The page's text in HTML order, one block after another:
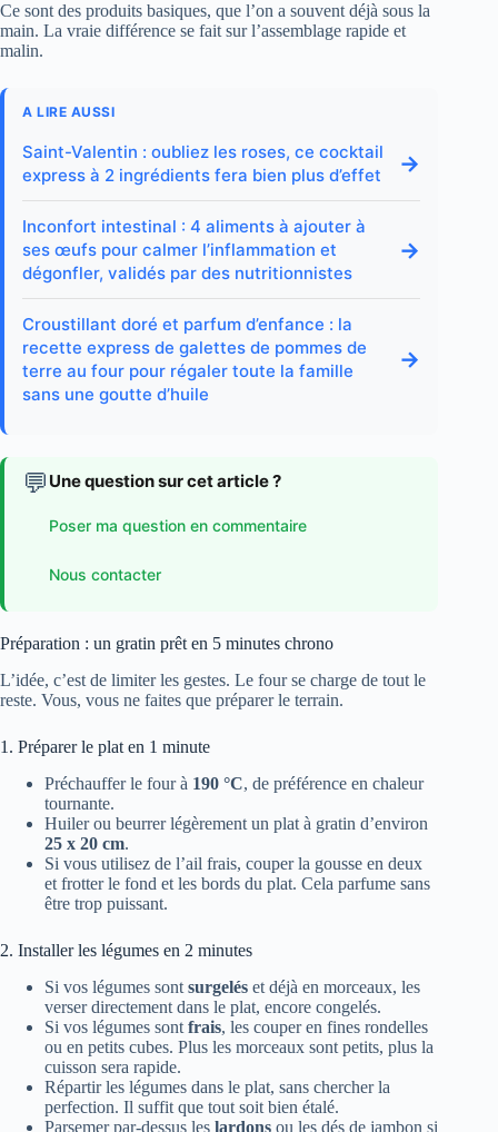
Ce sont des produits basiques, que l’on a souvent déjà sous la
main. La vraie différence se fait sur l’assemblage rapide et
malin.
A LIRE AUSSI
Saint-Valentin : oubliez les roses, ce cocktail
express à 2 ingrédients fera bien plus d’effet
→
Inconfort intestinal : 4 aliments à ajouter à
ses œufs pour calmer l’inflammation et
dégonfler, validés par des nutritionnistes
→
Croustillant doré et parfum d’enfance : la
recette express de galettes de pommes de
terre au four pour régaler toute la famille
sans une goutte d’huile
→
💬 Une question sur cet article ?
Poser ma question en commentaire
Nous contacter
Préparation : un gratin prêt en 5 minutes chrono
L’idée, c’est de limiter les gestes. Le four se charge de tout le
reste. Vous, vous ne faites que préparer le terrain.
1. Préparer le plat en 1 minute
Préchauffer le four à 190 °C, de préférence en chaleur
tournante.
Huiler ou beurrer légèrement un plat à gratin d’environ
25 x 20 cm.
Si vous utilisez de l’ail frais, couper la gousse en deux
et frotter le fond et les bords du plat. Cela parfume sans
être trop puissant.
2. Installer les légumes en 2 minutes
Si vos légumes sont surgelés et déjà en morceaux, les
verser directement dans le plat, encore congelés.
Si vos légumes sont frais, les couper en fines rondelles
ou en petits cubes. Plus les morceaux sont petits, plus la
cuisson sera rapide.
Répartir les légumes dans le plat, sans chercher la
perfection. Il suffit que tout soit bien étalé.
Parsemer par-dessus les lardons ou les dés de jambon si